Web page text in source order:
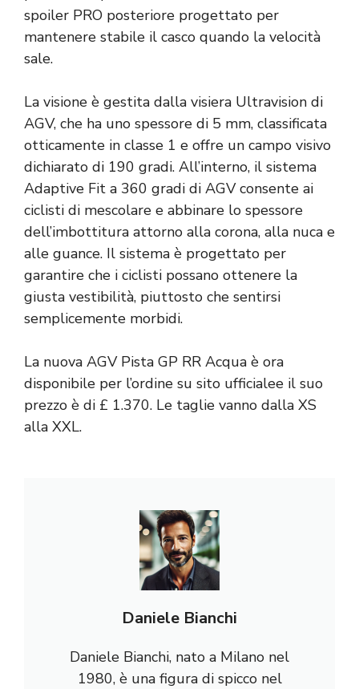
spoiler PRO posteriore progettato per
mantenere stabile il casco quando la velocità
sale.
La visione è gestita dalla visiera Ultravision di
AGV, che ha uno spessore di 5 mm, classificata
otticamente in classe 1 e offre un campo visivo
dichiarato di 190 gradi. All’interno, il sistema
Adaptive Fit a 360 gradi di AGV consente ai
ciclisti di mescolare e abbinare lo spessore
dell’imbottitura attorno alla corona, alla nuca e
alle guance. Il sistema è progettato per
garantire che i ciclisti possano ottenere la
giusta vestibilità, piuttosto che sentirsi
semplicemente morbidi.
La nuova AGV Pista GP RR Acqua è ora
disponibile per l’ordine su sito ufficialee il suo
prezzo è di £ 1.370. Le taglie vanno dalla XS
alla XXL.
Daniele Bianchi
Daniele Bianchi, nato a Milano nel
1980, è una figura di spicco nel